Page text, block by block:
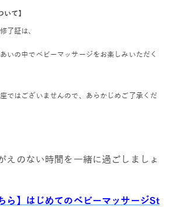
て】
了証は、
いの中でベビーマッサージをお楽しみいただく
ではございませんので、 あらかじめご了承くだ
えのない時間を一緒に過ごしましょ
ら】はじめてのベビーマッサージSt